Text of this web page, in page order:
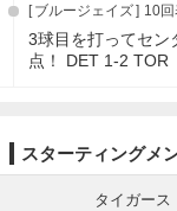
ブルージェイズ 10
3球目を打ってセ
点！ DET 1-2
スターティングメ
タイガース